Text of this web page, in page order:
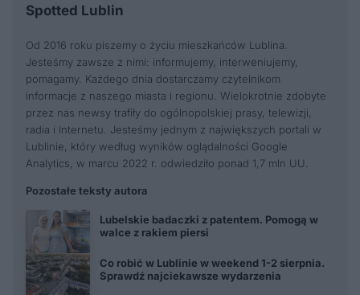
Spotted Lublin
Od 2016 roku piszemy o życiu mieszkańców Lublina.
Jesteśmy zawsze z nimi: informujemy, interweniujemy,
pomagamy. Każdego dnia dostarczamy czytelnikom
informacje z naszego miasta i regionu. Wielokrotnie zdobyte
przez nas newsy trafiły do ogólnopolskiej prasy, telewizji,
radia i Internetu. Jesteśmy jednym z największych portali w
Lublinie, który według wyników oglądalności Google
Analytics, w marcu 2022 r. odwiedziło ponad 1,7 mln UU.
Pozostałe teksty autora
Lubelskie badaczki z patentem. Pomogą w
walce z rakiem piersi
Co robić w Lublinie w weekend 1-2 sierpnia.
Sprawdź najciekawsze wydarzenia